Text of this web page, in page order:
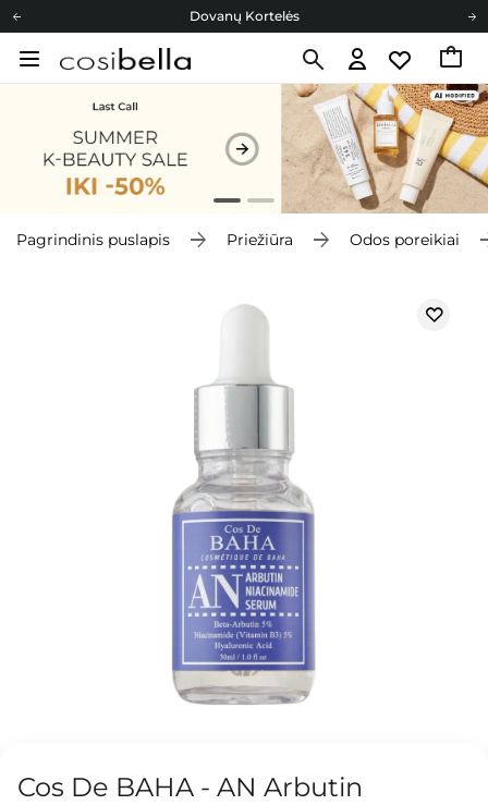
Dovanų Kortelės
Cosibella lojalumo programa
Dovanų Kortelės
Pagrindinis puslapis Priežiūra Odos poreikiai
Cos De BAHA - AN Arbutin